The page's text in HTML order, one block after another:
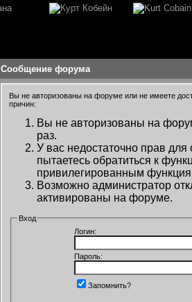
Сообщение форума
Вы не авторизованы на форуме или не имеете
причин:
Вы не авторизованы на
раз.
У вас недостаточно прав
пытаетесь обратиться к
привилегированным
Возможно администратор
активированы на форуме.
Вход
Логин:
Пароль:
Запомнить?